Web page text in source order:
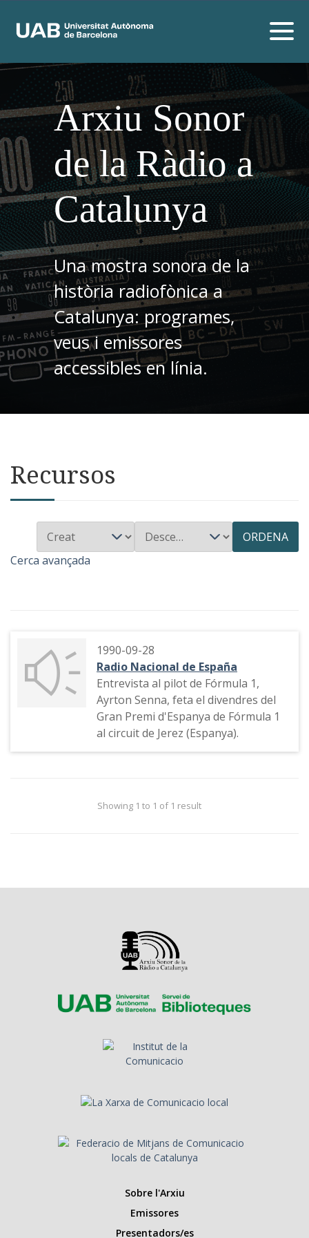
Arxiu Sonor
de la Ràdio a
Catalunya
Una mostra sonora de la
història radiofònica a
Catalunya: programes,
veus i emissores
accessibles en línia.
Recursos
ORDENA
Cerca avançada
1990-09-28
Radio Nacional de España
Entrevista al pilot de Fórmula 1,
Ayrton Senna, feta el divendres del
Gran Premi d'Espanya de Fórmula 1
al circuit de Jerez (Espanya).
Showing 1 to 1 of 1 result
Sobre l'Arxiu
Emissores
Presentadors/es